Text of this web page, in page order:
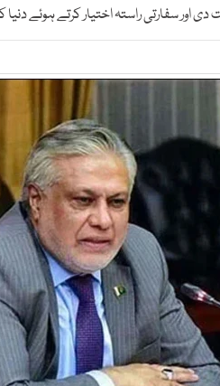
اور سفارتی راستہ اختیار کرتے ہوئے